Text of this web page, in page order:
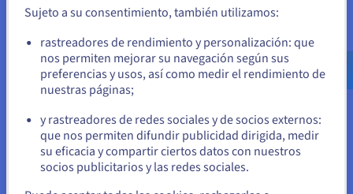
servicio de alojamiento web que se adapte a sus necesidades
Contar con un proveedor de alojamiento le permitirá reducir
al mínimo los conocimientos técnicos necesarios para una
gestión autónoma. Sin embargo, si quiere tener un mayor
control sobre los sistemas operativos o las distribuciones
open source, deberá contar con la ayuda de expertos en
administración que dispongan de los conocimientos técnicos
necesarios. Sin embargo, teniendo en cuenta la enorme
variedad de servicios de hosting disponibles actualmente,
us.ovhcloud.com/learn Inglés USD - $
Permanezca en el sitio web actual
Sujeto a su consentimiento, también utilizamos:
rastreadores de rendimiento y personalización: que
nos permiten mejorar su navegación según sus
preferencias y usos, así como medir el rendimiento de
nuestras páginas;
y rastreadores de redes sociales y de socios externos:
que nos permiten difundir publicidad dirigida, medir
su eficacia y compartir ciertos datos con nuestros
socios publicitarios y las redes sociales.